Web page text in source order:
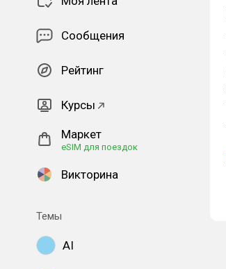
Сообщения
Рейтинг
Курсы
Маркет
eSIM для поездок
Викторина
Темы
AI